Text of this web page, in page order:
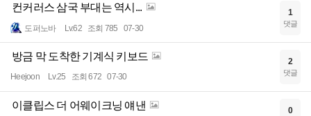
컨커러스 삼국 부대는 역시...
도퍼노바 Lv.62 조회 785 07-30
1
댓글
방금 막 도착한 기계식 키보드
Heejoon Lv.25 조회 672 07-30
2
댓글
이클립스 더 어웨이크닝 얘낸 0